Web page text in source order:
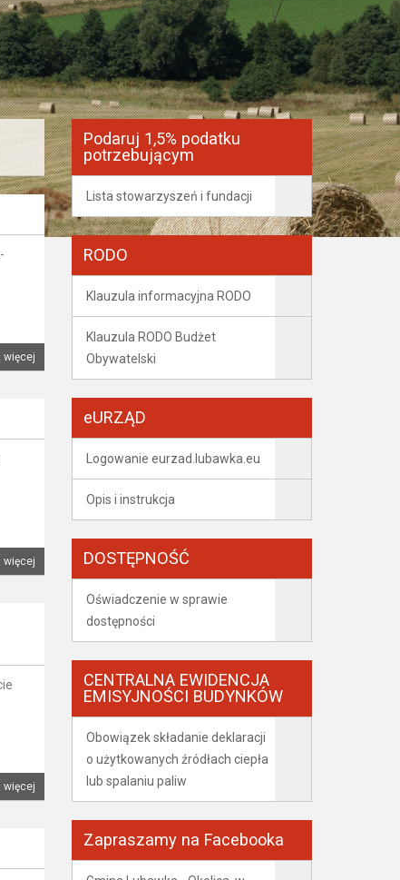
więcej
więcej
więcej
Podaruj 1,5% podatku
potrzebującym
Lista stowarzyszeń i fundacji
RODO
Klauzula informacyjna RODO
Klauzula RODO Budżet
Obywatelski
eURZĄD
Logowanie eurzad.lubawka.eu
Opis i instrukcja
DOSTĘPNOŚĆ
Oświadczenie w sprawie
dostępności
CENTRALNA EWIDENCJA
EMISYJNOŚCI BUDYNKÓW
Obowiązek składanie deklaracji
o użytkowanych źródłach ciepła
lub spalaniu paliw
Zapraszamy na Facebooka